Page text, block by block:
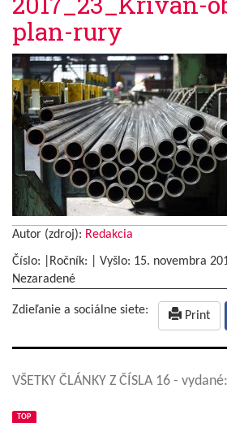
plan-rury
Autor (zdroj): Redakcia
Číslo: |Ročník: | Vyšlo: 15. novembra
Nezaradené
Zdieľanie a sociálne siete: Print
VŠETKY ČLÁNKY Z ČÍSLA 16 -
TOP